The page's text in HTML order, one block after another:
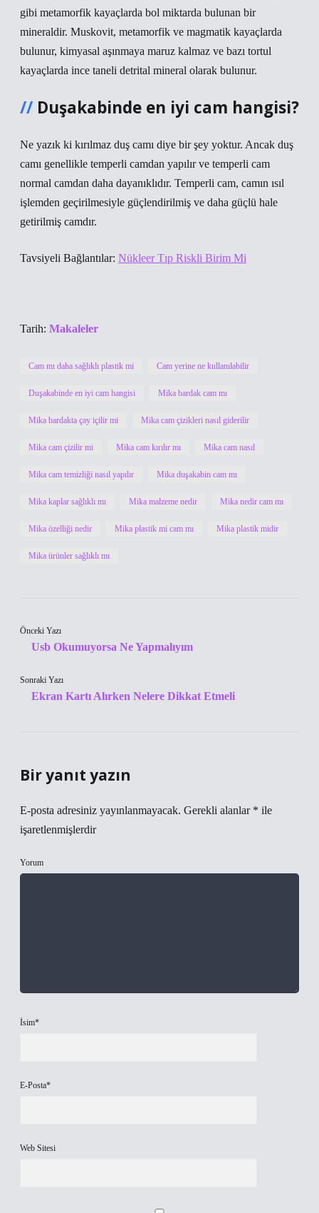
gibi metamorfik kayaçlarda bol miktarda bulunan bir
mineraldir. Muskovit, metamorfik ve magmatik kayaçlarda
bulunur, kimyasal aşınmaya maruz kalmaz ve bazı tortul
kayaçlarda ince taneli detrital mineral olarak bulunur.
Duşakabinde en iyi cam hangisi?
Ne yazık ki kırılmaz duş camı diye bir şey yoktur. Ancak duş
camı genellikle temperli camdan yapılır ve temperli cam
normal camdan daha dayanıklıdır. Temperli cam, camın ısıl
işlemden geçirilmesiyle güçlendirilmiş ve daha güçlü hale
getirilmiş camdır.
Tavsiyeli Bağlantılar: Nükleer Tıp Riskli Birim Mi
Tarih: Makaleler
Cam mı daha sağlıklı plastik mi Cam yerine ne kullanılabilir
Duşakabinde en iyi cam hangisi Mika bardak cam mı
Mika bardakta çay içilir mi Mika cam çizikleri nasıl giderilir
Mika cam çizilir mi Mika cam kırılır mı Mika cam nasıl
Mika cam temizliği nasıl yapılır Mika duşakabin cam mı
Mika kaplar sağlıklı mı Mika malzeme nedir Mika nedir cam mı
Mika özelliği nedir Mika plastik mi cam mı Mika plastik midir
Mika ürünler sağlıklı mı
Önceki Yazı
Usb Okumuyorsa Ne Yapmalıyım
Sonraki Yazı
Ekran Kartı Alırken Nelere Dikkat Etmeli
Bir yanıt yazın
E-posta adresiniz yayınlanmayacak. Gerekli alanlar * ile
işaretlenmişlerdir
Yorum
İsim*
E-Posta*
Web Sitesi